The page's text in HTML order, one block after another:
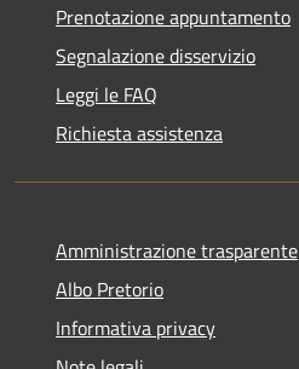
Prenotazione appuntamento
Segnalazione disservizio
Leggi le FAQ
Richiesta assistenza
Amministrazione trasparente
Albo Pretorio
Informativa privacy